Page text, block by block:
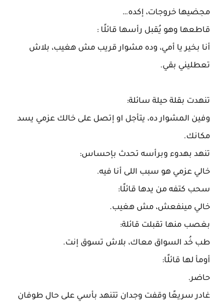
مجضيها خروجات، إكده…
قاطعها وهو يُقبل رأسها قائلًا :
أنا بخير يا أمي، وده مشوار قريب مش هغيب، بلاش
تعطليني بقي.
تنهدت بقلة حيلة سائلة:
وفين المشوار ده، يتأجل او إتصل على خالك عزمي يسد
مكانك.
تنهد بهدوء وبرأسه تحدث بإحساس:
خالي عزمي هو سبب اللى أنا فيه.
سحب كتفه من يدها قائلًا:
خالي مينفعش، مش هغيب.
بغصب منها تقبلت قائلة:
طب خُد السواق معاك، بلاش تسوق إنت.
أومأ لها قائلًا:
حاضر.
غادر سريعًا وقفت وجدان تتنهد بأسي على حال طوفان